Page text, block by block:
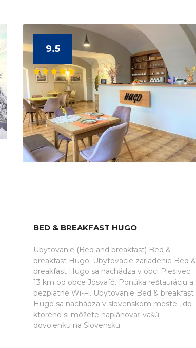
9.5
BED & BREAKFAST HUGO
Ubytovanie (Bed and breakfast) Bed &
breakfast Hugo. Ubytovacie zariadenie Bed &
breakfast Hugo sa nachádza v obci Plešivec
13 km od obce Jósvafő. Ponúka reštauráciu a
bezplatné Wi-Fi. Ubytovanie Bed & breakfast
Hugo sa nachádza v slovenskom meste , do
ktorého si môžete naplánovať vašú
dovolenku na Slovensku.